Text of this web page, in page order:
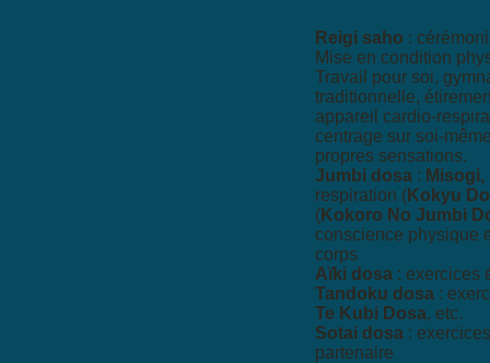
Reigi saho :
Mise en condition
Travail pour soi,
traditionnelle,
appareil cardio-
centrage sur soi-
propres sensations.
Jumbi dosa : Misogi,
respiration (Kokyu
(Kokoro No Jumbi
conscience physique
corps
Aïki dosa : exercices
Tandoku dosa :
Te Kubi Dosa, etc.
Sotai dosa :
partenaire